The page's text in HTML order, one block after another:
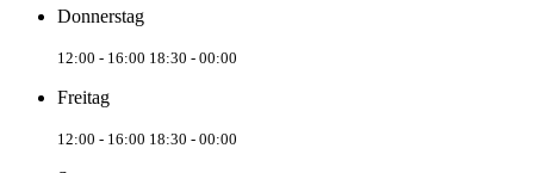
Donnerstag
12:00 - 16:00 18:30 - 00:00
Freitag
12:00 - 16:00 18:30 - 00:00